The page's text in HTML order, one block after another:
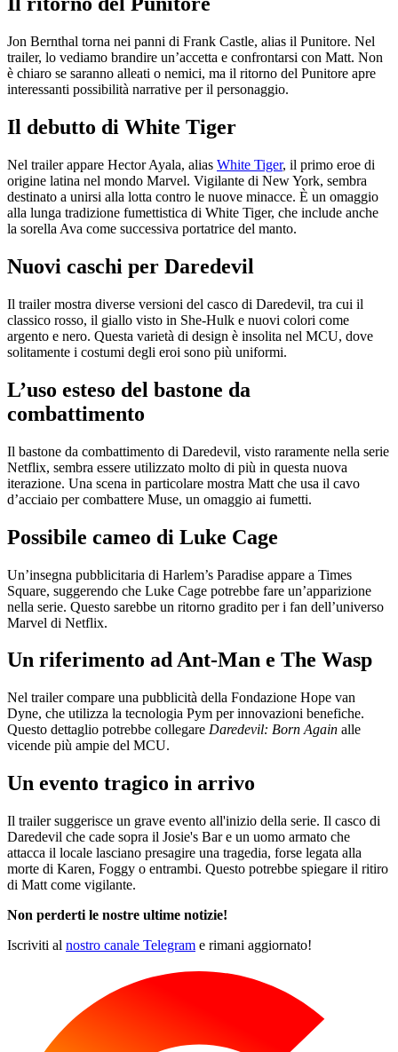
Jon Bernthal torna nei panni di Frank Castle, alias il Punitore. Nel
trailer, lo vediamo brandire un’accetta e confrontarsi con Matt. Non
è chiaro se saranno alleati o nemici, ma il ritorno del Punitore apre
interessanti possibilità narrative per il personaggio.
Il debutto di White Tiger
Nel trailer appare Hector Ayala, alias White Tiger, il primo eroe di
origine latina nel mondo Marvel. Vigilante di New York, sembra
destinato a unirsi alla lotta contro le nuove minacce. È un omaggio
alla lunga tradizione fumettistica di White Tiger, che include anche
la sorella Ava come successiva portatrice del manto.
Nuovi caschi per Daredevil
Il trailer mostra diverse versioni del casco di Daredevil, tra cui il
classico rosso, il giallo visto in She-Hulk e nuovi colori come
argento e nero. Questa varietà di design è insolita nel MCU, dove
solitamente i costumi degli eroi sono più uniformi.
L’uso esteso del bastone da
combattimento
Il bastone da combattimento di Daredevil, visto raramente nella serie
Netflix, sembra essere utilizzato molto di più in questa nuova
iterazione. Una scena in particolare mostra Matt che usa il cavo
d’acciaio per combattere Muse, un omaggio ai fumetti.
Possibile cameo di Luke Cage
Un’insegna pubblicitaria di Harlem’s Paradise appare a Times
Square, suggerendo che Luke Cage potrebbe fare un’apparizione
nella serie. Questo sarebbe un ritorno gradito per i fan dell’universo
Marvel di Netflix.
Un riferimento ad Ant-Man e The Wasp
Nel trailer compare una pubblicità della Fondazione Hope van
Dyne, che utilizza la tecnologia Pym per innovazioni benefiche.
Questo dettaglio potrebbe collegare Daredevil: Born Again alle
vicende più ampie del MCU.
Un evento tragico in arrivo
Il trailer suggerisce un grave evento all'inizio della serie. Il casco di
Daredevil che cade sopra il Josie's Bar e un uomo armato che
attacca il locale lasciano presagire una tragedia, forse legata alla
morte di Karen, Foggy o entrambi. Questo potrebbe spiegare il ritiro
di Matt come vigilante.
Non perderti le nostre ultime notizie!
Iscriviti al nostro canale Telegram e rimani aggiornato!